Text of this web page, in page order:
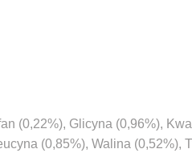
(0,22%), Glicyna (0,96%),
(0,85%), Walina (0,52%),